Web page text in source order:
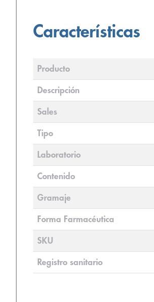
Características
Producto
Descripción
Sales
Tipo
Laboratorio
Contenido
Gramaje
Forma Farmacéutica
SKU
Registro sanitario